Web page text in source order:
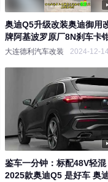
奥迪Q5升级改装奥迪御用
牌阿基波罗原厂8N刹车卡
安装提升刹车性能
大连德利汽车改装 2024-12-
鉴车一分钟：标配48V轻混
2025款奥迪Q5 是好车 奥迪 奥迪